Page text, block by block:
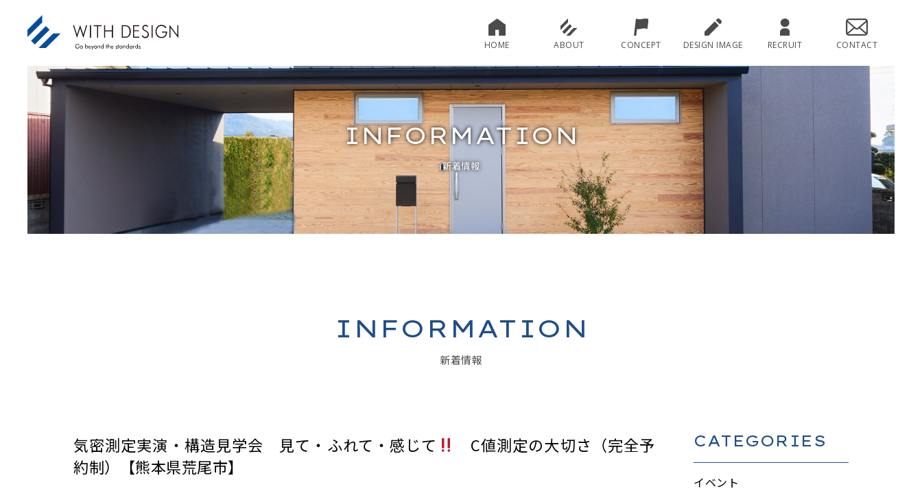
HOME ABOUT CONCEPT DESIGN IMAGE RECRUIT CONTACT
INFORMATION
新着情報
INFORMATION
新着情報
気密測定実演・構造見学会 見て・ふれて・感じて
C値測定の大切さ（完全予
約制）【熊本県荒尾市】
CATEGORIES
イベント